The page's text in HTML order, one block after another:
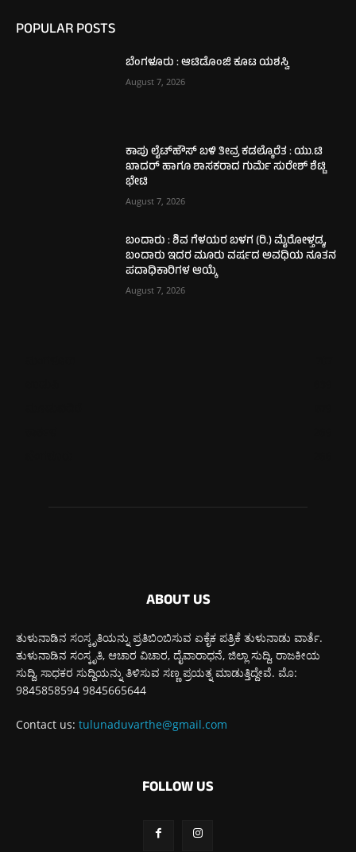
POPULAR POSTS
ಬೆಂಗಳೂರು : ಆಟಿಡೊಂಜಿ ಕೂಟ ಯಶಸ್ವಿ
August 7, 2026
ಕಾಪು ಲೈಟ್‌ಹೌಸ್ ಬಳಿ ತೀವ್ರ ಕಡಲ್ಕೊರೆತ : ಯು.ಟಿ
ಖಾದರ್ ಹಾಗೂ ಶಾಸಕರಾದ ಗುರ್ಮೆ ಸುರೇಶ್ ಶೆಟ್ಟಿ
ಭೇಟಿ
August 7, 2026
ಬಂದಾರು : ಶಿವ ಗೆಳಯರ ಬಳಗ (ರಿ.) ಮೈರೋಳ್ತಡ್ಕ,
ಬಂದಾರು ಇದರ ಮೂರು ವರ್ಷದ ಅವಧಿಯ ನೂತನ
ಪದಾಧಿಕಾರಿಗಳ ಆಯ್ಕೆ
August 7, 2026
ABOUT US
ತುಳುನಾಡಿನ ಸಂಸ್ಕೃತಿಯನ್ನು ಪ್ರತಿಬಿಂಬಿಸುವ ಏಕೈಕ ಪತ್ರಿಕೆ ತುಳುನಾಡು ವಾರ್ತೆ.
ತುಳುನಾಡಿನ ಸಂಸ್ಕೃತಿ, ಆಚಾರ ವಿಚಾರ, ದೈವಾರಾಧನೆ, ಜಿಲ್ಲಾ ಸುದ್ದಿ, ರಾಜಕೀಯ
ಸುದ್ದಿ, ಸಾಧಕರ ಸುದ್ದಿಯನ್ನು ತಿಳಿಸುವ ಸಣ್ಣ ಪ್ರಯತ್ನ ಮಾಡುತ್ತಿದ್ದೇವೆ. ಮೊ:
9845858594 9845665644
Contact us: tulunaduvarthe@gmail.com
FOLLOW US